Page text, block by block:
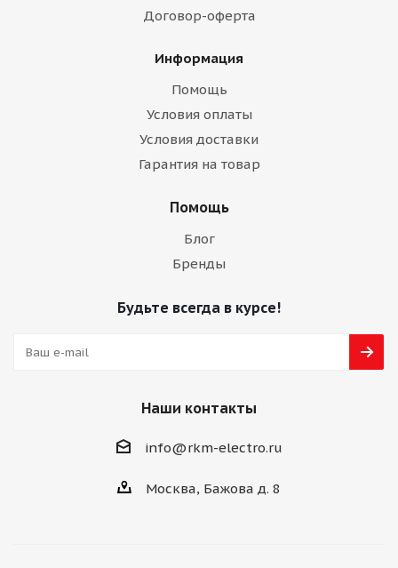
Договор-оферта
Информация
Помощь
Условия оплаты
Условия доставки
Гарантия на товар
Помощь
Блог
Бренды
Будьте всегда в курсе!
Наши контакты
info@rkm-electro.ru
Москва, Бажова д. 8